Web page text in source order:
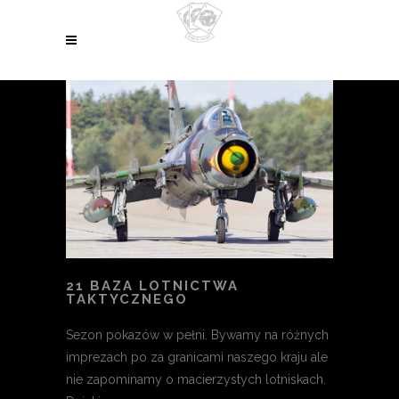
21 BAZA LOTNICTWA
TAKTYCZNEGO
Sezon pokazów w pełni. Bywamy na różnych
imprezach po za granicami naszego kraju ale
nie zapominamy o macierzystych lotniskach.